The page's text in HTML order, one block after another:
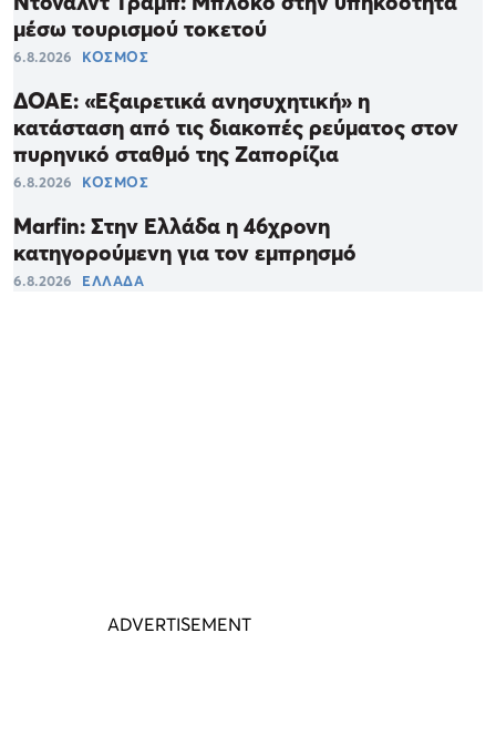
μέσω τουρισμού τοκετού
6.8.2026 ΚΟΣΜΟΣ
ΔΟΑΕ: «Εξαιρετικά ανησυχητική» η
κατάσταση από τις διακοπές ρεύματος στον
πυρηνικό σταθμό της Ζαπορίζια
6.8.2026 ΚΟΣΜΟΣ
Marfin: Στην Ελλάδα η 46χρονη
κατηγορούμενη για τον εμπρησμό
6.8.2026 ΕΛΛΑΔΑ